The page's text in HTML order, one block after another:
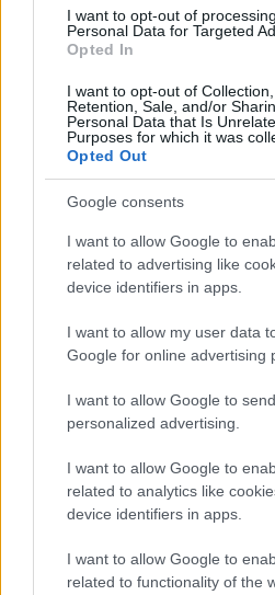
I want to opt-out of
Personal Data for Targeted
Opted In
I want to opt-out of Collection,
Retention, Sale, and/or
Personal Data that Is
Purposes for which it was
Opted Out
Google consents
I want to allow Google to
related to advertising like
device identifiers in apps.
I want to allow my user data
Google for online advertising
I want to allow Google to
personalized advertising.
I want to allow Google to
related to analytics like
device identifiers in apps.
I want to allow Google to
related to functionality of the
Hivatalos
Jön az új
hazavihető
VR-körkép:
Virtuális Valóság|
Milyen PC-
Rift mellé?
Hardver
Itt az HTC
már